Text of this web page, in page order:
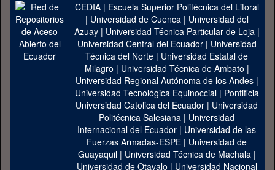
CEDIA| Escuela Superior Politécnica del Litoral
| Universidad de Cuenca| Universidad del
Azuay| Universidad Técnica Particular de Loja|
Universidad Central del Ecuador| Universidad
Técnica del Norte | Universidad Estatal de
Milagro | Universidad Técnica de Ambato |
Universidad Regional Autónoma de los Andes|
Universidad Tecnológica Equinoccial| Pontificia
Universidad Catolica del Ecuador | Universidad
Politécnica Salesiana | Universidad
Internacional del Ecuador | Universidad de las
Fuerzas Armadas-ESPE | Universidad de
Guayaquil| Universidad Técnica de Machala|
Universidad de Otavalo | Universidad Nacional